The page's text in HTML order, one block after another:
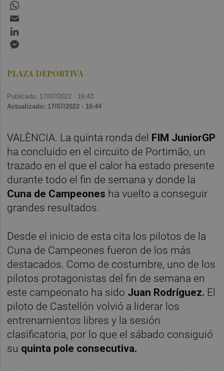
PLAZA DEPORTIVA
Publicado: 17/07/2022 · 16:43
Actualizado: 17/07/2022 · 16:44
VALÈNCIA. La quinta ronda del FIM JuniorGP
ha concluido en el circuito de Portimão, un
trazado en el que el calor ha estado presente
durante todo el fin de semana y donde la
Cuna de Campeones ha vuelto a conseguir
grandes resultados.
Desde el inicio de esta cita los pilotos de la
Cuna de Campeones fueron de los más
destacados. Como de costumbre, uno de los
pilotos protagonistas del fin de semana en
este campeonato ha sido Juan Rodríguez. El
piloto de Castellón volvió a liderar los
entrenamientos libres y la sesión
clasificatoria, por lo que el sábado consiguió
su quinta pole consecutiva.